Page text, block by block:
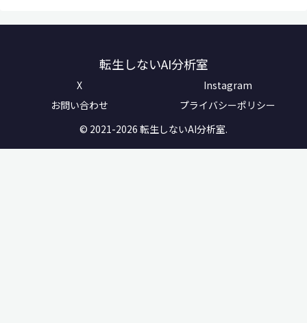
転生しないAI分析室
X
Instagram
お問い合わせ
プライバシーポリシー
© 2021-2026 転生しないAI分析室.